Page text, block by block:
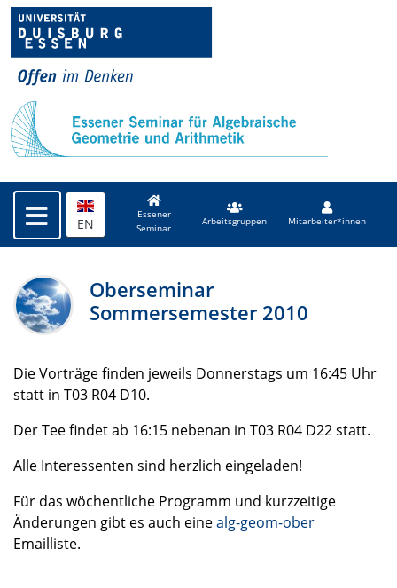
EN
Essener
Seminar
Arbeitsgruppen Mitarbeiter*innen
Oberseminar
Sommersemester 2010
Die Vorträge finden jeweils Donnerstags um 16:45 Uhr
statt in T03 R04 D10.
Der Tee findet ab 16:15 nebenan in T03 R04 D22 statt.
Alle Interessenten sind herzlich eingeladen!
Für das wöchentliche Programm und kurzzeitige
Änderungen gibt es auch einealg-geom-ober
Emailliste.